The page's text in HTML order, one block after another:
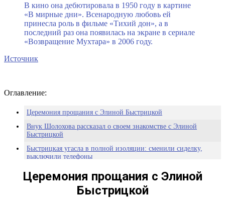
В кино она дебютировала в 1950 году в картине
«В мирные дни». Всенародную любовь ей
принесла роль в фильме «Тихий дон», а в
последний раз она появилась на экране в сериале
«Возвращение Мухтара» в 2006 году.
Источник
Оглавление:
Церемония прощания с Элиной Быстрицкой
Внук Шолохова рассказал о своем знакомстве с Элиной
Быстрицкой
Быстрицкая угасла в полной изоляции: сменили сиделку,
выключили телефоны
От концерта в Кремле до изоляции в собственном доме
Элина Быстрицкая
Элина Быстрицкая: биография
Церемония прощания с Элиной
Быстрицкой